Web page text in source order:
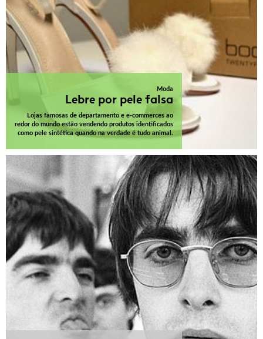
Moda
Lebre por pele falsa
Lojas famosas de departamento e e-commerces ao
redor do mundo estão vendendo produtos identificados
como pele sintética quando na verdade é tudo animal.